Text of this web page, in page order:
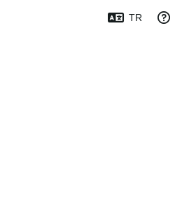
TR